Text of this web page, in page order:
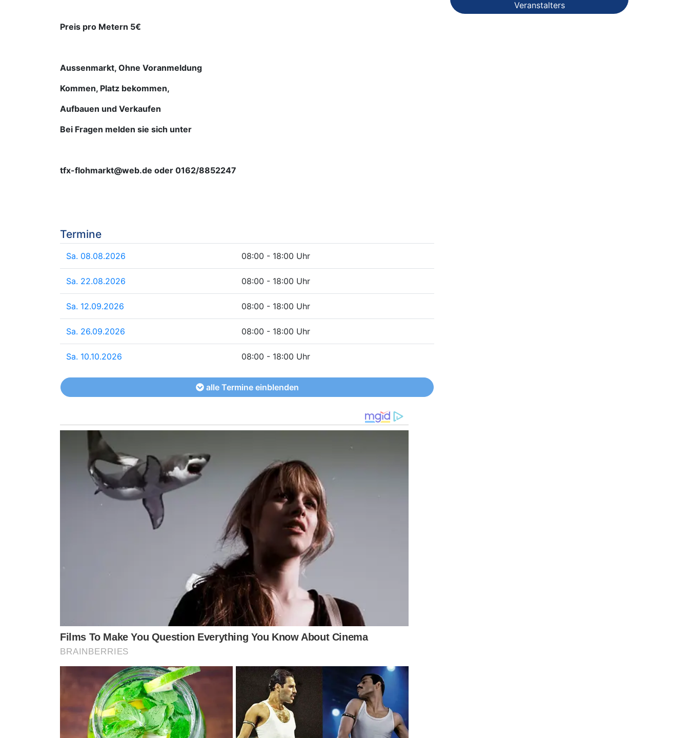
Preis pro Metern 5€
Aussenmarkt, Ohne Voranmeldung
Kommen, Platz bekommen,
Aufbauen und Verkaufen
Bei Fragen melden sie sich unter
tfx-flohmarkt@web.de oder 0162/8852247
Termine
Sa. 08.08.2026 08:00 - 18:00 Uhr
Sa. 22.08.2026 08:00 - 18:00 Uhr
Sa. 12.09.2026 08:00 - 18:00 Uhr
Sa. 26.09.2026 08:00 - 18:00 Uhr
Sa. 10.10.2026 08:00 - 18:00 Uhr
alle Termine einblenden
Veranstalters